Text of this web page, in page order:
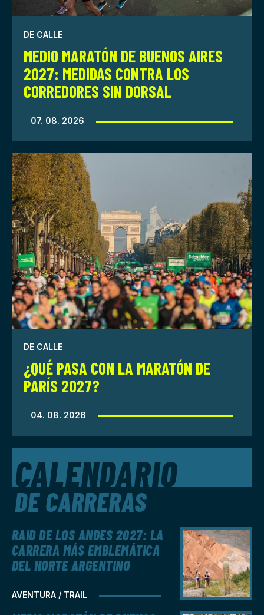
DE CALLE
MEDIO MARATÓN DE BUENOS AIRES
2027: MEDIDAS CONTRA LOS
CORREDORES SIN DORSAL
07. 08. 2026
DE CALLE
¿QUÉ PASA CON LA MARATÓN DE
PARÍS 2027?
04. 08. 2026
CALENDARIO
DE CARRERAS
AVENTURA / TRAIL
RAID DE LOS ANDES 2027: LA
CARRERA MÁS EMBLEMÁTICA
DEL NORTE ARGENTINO